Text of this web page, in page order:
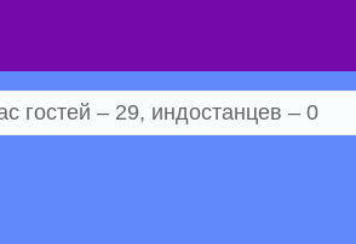
гостей – 29, индостанцев – 0